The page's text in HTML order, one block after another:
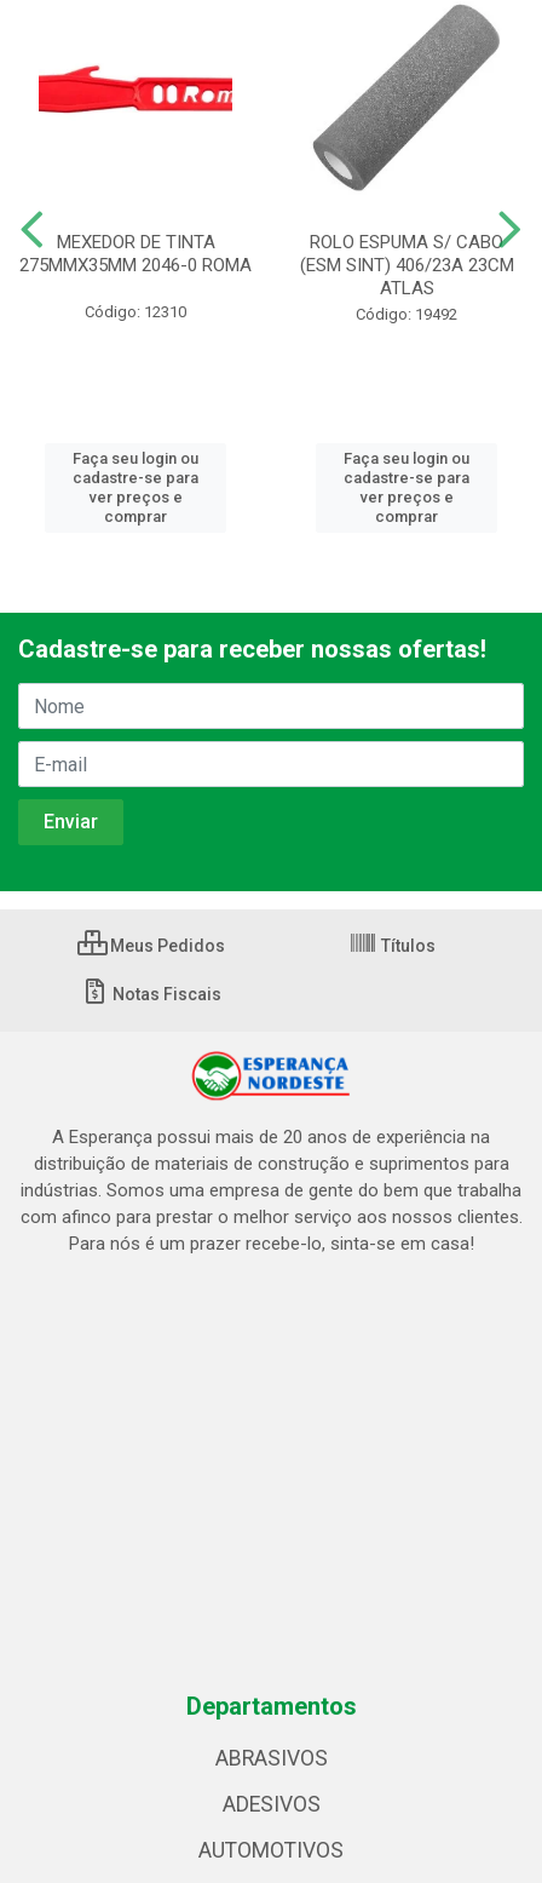
MEXEDOR DE TINTA
275MMX35MM 2046-0 ROMA
Código: 12310
Faça seu login ou
cadastre-se para
ver preços e
comprar
ROLO ESPUMA S/ CABO
(ESM SINT) 406/23A 23CM
ATLAS
Código: 19492
Faça seu login ou
cadastre-se para
ver preços e
comprar
Cadastre-se para receber nossas ofertas!
Meus Pedidos Títulos
Notas Fiscais
A Esperança possui mais de 20 anos de experiência na
distribuição de materiais de construção e suprimentos para
indústrias. Somos uma empresa de gente do bem que trabalha
com afinco para prestar o melhor serviço aos nossos clientes.
Para nós é um prazer recebe-lo, sinta-se em casa!
Departamentos
ABRASIVOS
ADESIVOS
AUTOMOTIVOS